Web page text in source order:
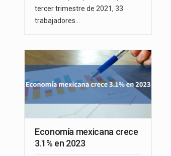
tercer trimestre de 2021, 33
trabajadores…
Economía mexicana crece
3.1% en 2023